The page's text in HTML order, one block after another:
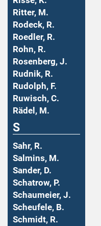
Ritter, M.
Rodeck, R.
Roedler, R.
Rohn, R.
Rosenberg, J.
Rudnik, R.
Rudolph, F.
Ruwisch, C.
Rädel, M.
S
Sahr, R.
Salmins, M.
Sander, D.
Schatrow, P.
Schaumeier, J.
Scheufele, B.
Schmidt, R.